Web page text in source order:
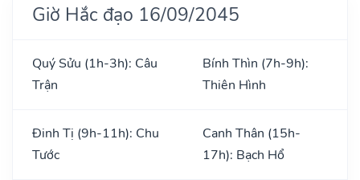
Giờ Hắc đạo 16/09/2045
Quý Sửu (1h-3h): Câu
Trận
Bính Thìn (7h-9h):
Thiên Hình
Đinh Tị (9h-11h): Chu
Tước
Canh Thân (15h-
17h): Bạch Hổ